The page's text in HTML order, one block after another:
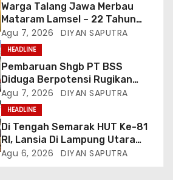
Warga Talang Jawa Merbau
Mataram Lamsel – 22 Tahun
Lumpuh Vina Agustina Viral Di
Tiktok Inginkan Kursi Roda
Listrik, Kepala Perwakilan
Provinsi Lampung Media
Cakrawala Tv Meminta Pemda
Lamsel Bertindak
Agu 7, 2026 DIYAN SAPUTRA
HEADLINE
Pembaruan Shgb PT BSS
Diduga Berpotensi Rugikan
Negara, Kementrian ATR/BPN Di
Gugat Di PTUN Jakarta
Agu 7, 2026 DIYAN SAPUTRA
HEADLINE
Di Tengah Semarak HUT Ke-81
RI, Lansia Di Lampung Utara
Hidup Memprihatinkan
Agu 6, 2026 DIYAN SAPUTRA